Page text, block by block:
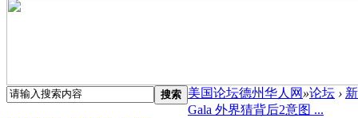
搜索 美国论坛德州华人网 »论坛 ›
Gala 外界猜背后2意图 ...